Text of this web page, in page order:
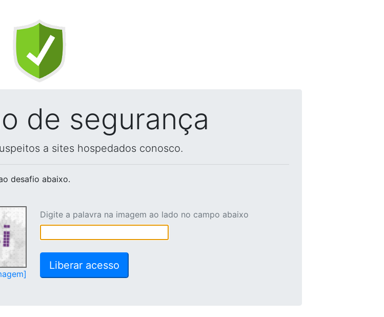
de segurança
a sites hospedados conosco.
desafio abaixo.
Digite a palavra na imagem ao lado no campo abaixo